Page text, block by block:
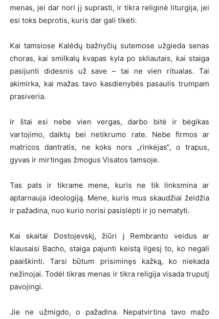
menas, jei dar nori jį suprasti, ir tikra religinė liturgija, jei
esi toks beprotis, kuris dar gali tikėti.
Kai tamsiose Kalėdų bažnyčių sutemose užgieda senas
choras, kai smilkalų kvapas kyla po skliautais, kai staiga
pasijunti didesnis už save – tai ne vien ritualas. Tai
akimirka, kai mažas tavo kasdienybės pasaulis trumpam
prasiveria.
Ir štai esi nebe vien vergas, darbo bitė ir bėgikas
vartojimo, daiktų bei netikrumo rate. Nebe firmos ar
matricos dantratis, ne koks nors „rinkėjas“, o trapus,
gyvas ir mirtingas žmogus Visatos tamsoje.
Tas pats ir tikrame mene, kuris ne tik linksmina ar
aptarnauja ideologiją. Mene, kuris mus skaudžiai žeidžia
ir pažadina, nuo kurio norisi pasislėpti ir jo nematyti.
Kai skaitai Dostojevskį, žiūri į Rembranto veidus ar
klausaisi Bacho, staiga pajunti keistą ilgesį to, ko negali
paaiškinti. Tarsi būtum prisiminęs kažką, ko niekada
nežinojai. Todėl tikras menas ir tikra religija visada truputį
pavojingi.
Jie ne užmigdo, o pažadina. Nepatvirtina tavo mažo